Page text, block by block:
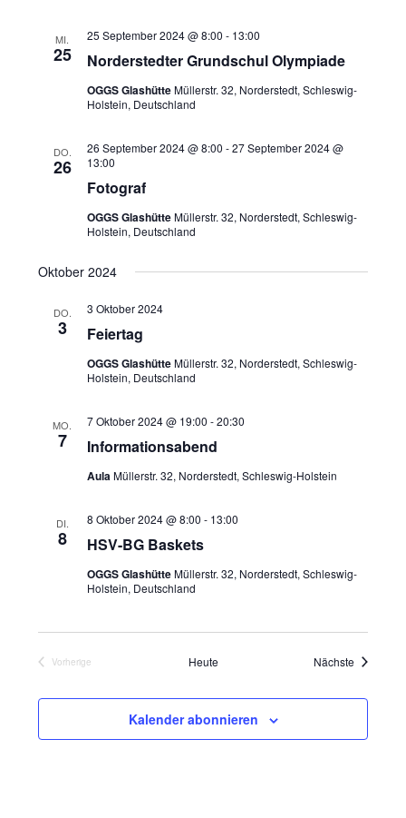
MI.
25 Norderstedter Grundschul Olympiade
25 September 2024 @ 8:00 - 13:00
OGGS GlashütteMüllerstr. 32, Norderstedt, Schleswig-
Holstein, Deutschland
DO.
26
Fotograf
26 September 2024 @ 8:00 -27 September 2024 @
13:00
OGGS GlashütteMüllerstr. 32, Norderstedt, Schleswig-
Holstein, Deutschland
Oktober 2024
DO.
3 Feiertag
3 Oktober 2024
OGGS GlashütteMüllerstr. 32, Norderstedt, Schleswig-
Holstein, Deutschland
MO.
7 Informationsabend
7 Oktober 2024 @ 19:00 -20:30
AulaMüllerstr. 32, Norderstedt, Schleswig-Holstein
DI.
8 HSV-BG Baskets
8 Oktober 2024 @ 8:00 - 13:00
OGGS GlashütteMüllerstr. 32, Norderstedt, Schleswig-
Holstein, Deutschland
Vorherige
Heute Nächste
Kalender abonnieren